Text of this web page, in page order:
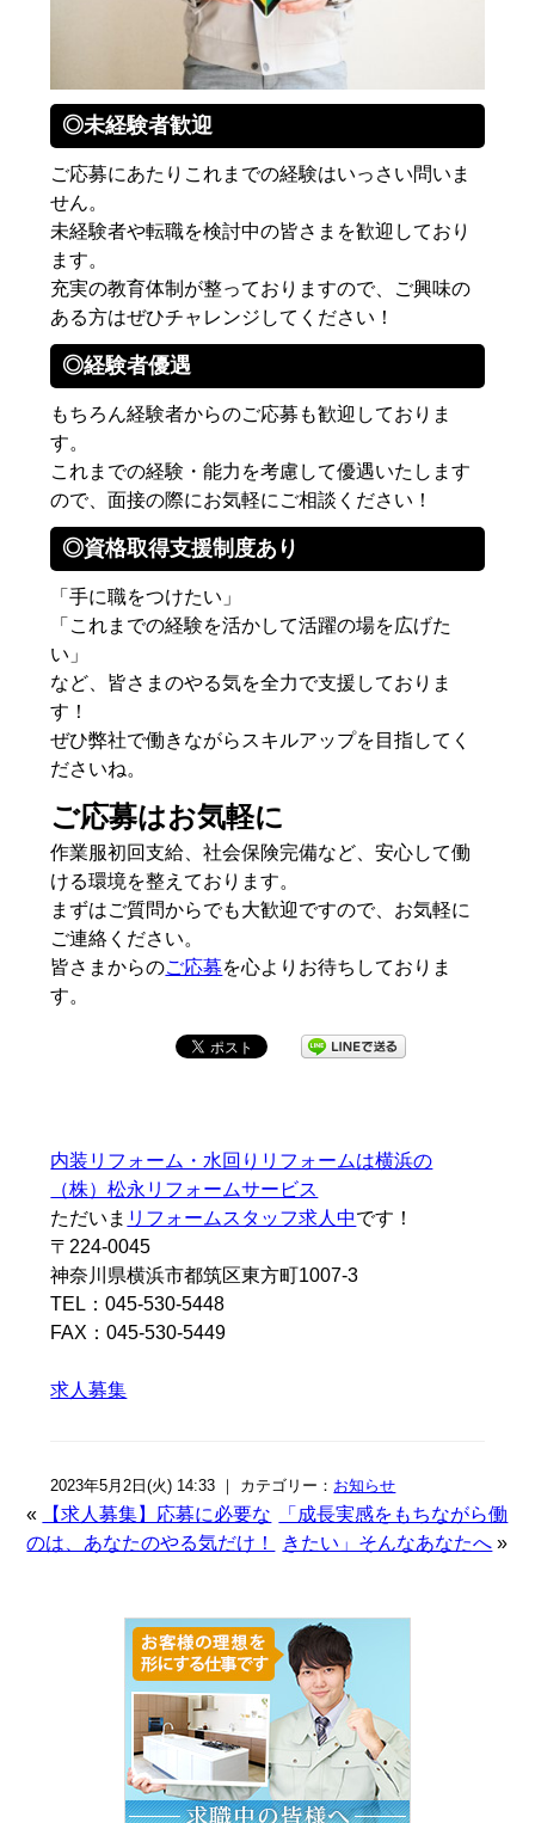
◎未経験者歓迎
ご応募にあたりこれまでの経験はいっさい問いま
せん。
未経験者や転職を検討中の皆さまを歓迎しており
ます。
充実の教育体制が整っておりますので、ご興味の
ある方はぜひチャレンジしてください！
◎経験者優遇
もちろん経験者からのご応募も歓迎しておりま
す。
これまでの経験・能力を考慮して優遇いたします
ので、面接の際にお気軽にご相談ください！
◎資格取得支援制度あり
「手に職をつけたい」
「これまでの経験を活かして活躍の場を広げた
い」
など、皆さまのやる気を全力で支援しておりま
す！
ぜひ弊社で働きながらスキルアップを目指してく
ださいね。
ご応募はお気軽に
作業服初回支給、社会保険完備など、安心して働
ける環境を整えております。
まずはご質問からでも大歓迎ですので、お気軽に
ご連絡ください。
皆さまからのご応募を心よりお待ちしておりま
す。
内装リフォーム・水回りリフォームは横浜の
（株）松永リフォームサービス
ただいま リフォームスタッフ求人中です！
〒224-0045
神奈川県横浜市都筑区東方町1007-3
TEL：045-530-5448
FAX：045-530-5449
求人募集
2023年5月2日(火) 14:33 ｜ カテゴリー： お知らせ
«
【求人募集】応募に必要な
のは、あなたのやる気だけ！
「成長実感をもちながら働
きたい」そんなあなたへ »